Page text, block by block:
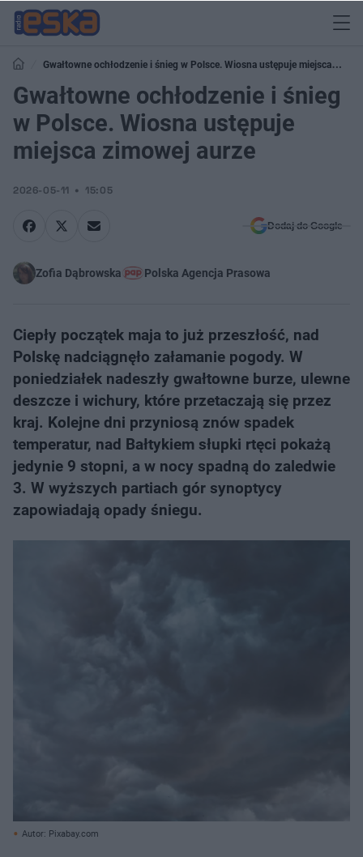
Gwałtowne ochłodzenie i śnieg w Polsce. Wiosna ustępuje miejsca
zimowej aurze
Gwałtowne ochłodzenie i śnieg
w Polsce. Wiosna ustępuje
miejsca zimowej aurze
2026-05-11 15:05
Dodaj do Google
Zofia Dąbrowska Polska Agencja Prasowa
Ciepły początek maja to już przeszłość, nad
Polskę nadciągnęło załamanie pogody. W
poniedziałek nadeszły gwałtowne burze, ulewne
deszcze i wichury, które przetaczają się przez
kraj. Kolejne dni przyniosą znów spadek
temperatur, nad Bałtykiem słupki rtęci pokażą
jedynie 9 stopni, a w nocy spadną do zaledwie
3. W wyższych partiach gór synoptycy
zapowiadają opady śniegu.
Autor: Pixabay.com